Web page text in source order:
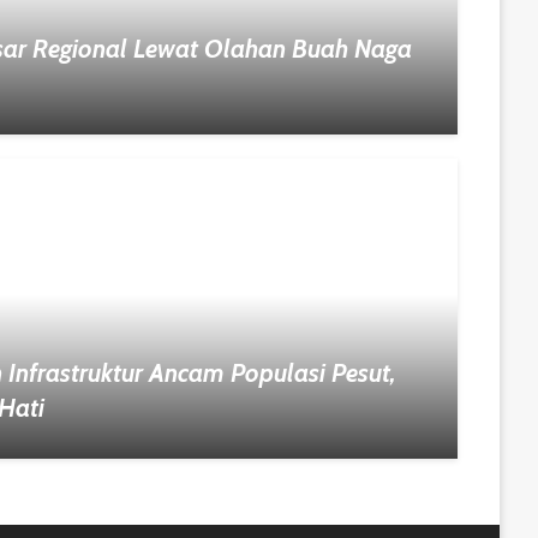
Regional Lewat Olahan Buah Naga
Ancam Populasi Pesut,